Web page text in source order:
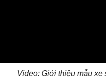
Video: Giới thiệu mẫu xe